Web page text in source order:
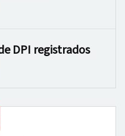
DPI registrados